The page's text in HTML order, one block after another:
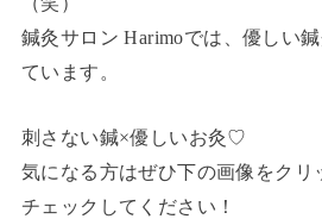
鍼灸サロン Harimoでは、優しい
ています。
刺さない鍼×優しいお灸♡
気になる方はぜひ下の画像をクリ
チェックしてください！